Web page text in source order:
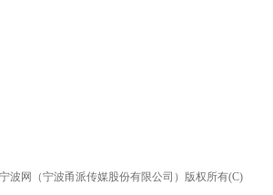
波网（宁波甬派传媒股份有限公司）版权所有(C)